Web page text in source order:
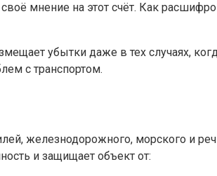
мнение на этот счёт. Как
убытки даже в тех случаях,
с транспортом.
железнодорожного, морского и
и защищает объект от: